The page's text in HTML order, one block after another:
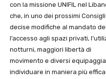
con la missione UNIFIL nel
che, in uno dei prossimi
decise modifiche al mandato
l’accesso agli spazi privati,
notturni, maggiori libertà di
movimento e diversi
individuare in maniera più